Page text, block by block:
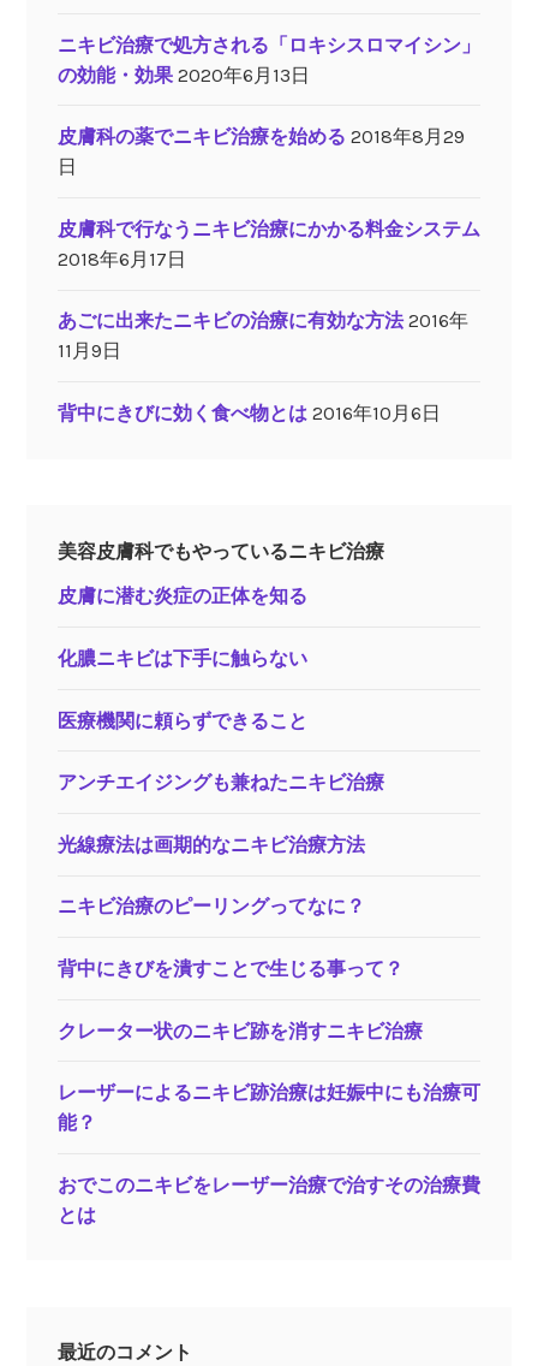
ニキビ治療で処方される「ロキシスロマイシン」
の効能・効果 2020年6月13日
皮膚科の薬でニキビ治療を始める 2018年8月29
日
皮膚科で行なうニキビ治療にかかる料金システム
2018年6月17日
あごに出来たニキビの治療に有効な方法 2016年
11月9日
背中にきびに効く食べ物とは 2016年10月6日
美容皮膚科でもやっているニキビ治療
皮膚に潜む炎症の正体を知る
化膿ニキビは下手に触らない
医療機関に頼らずできること
アンチエイジングも兼ねたニキビ治療
光線療法は画期的なニキビ治療方法
ニキビ治療のピーリングってなに？
背中にきびを潰すことで生じる事って？
クレーター状のニキビ跡を消すニキビ治療
レーザーによるニキビ跡治療は妊娠中にも治療可
能？
おでこのニキビをレーザー治療で治すその治療費
とは
最近のコメント